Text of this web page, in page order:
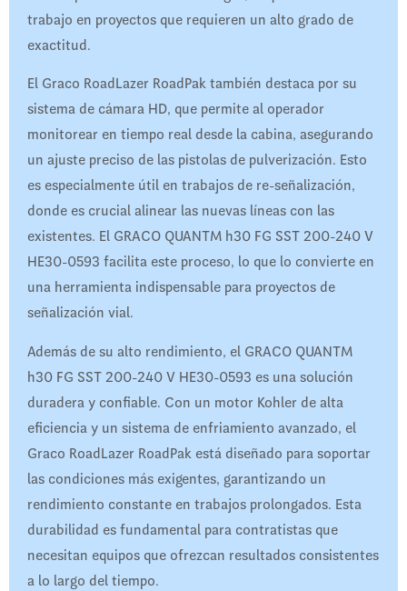
trabajo en proyectos que requieren un alto grado de
exactitud.
El Graco RoadLazer RoadPak también destaca por su
sistema de cámara HD, que permite al operador
monitorear en tiempo real desde la cabina, asegurando
un ajuste preciso de las pistolas de pulverización. Esto
es especialmente útil en trabajos de re-señalización,
donde es crucial alinear las nuevas líneas con las
existentes. El GRACO QUANTM h30 FG SST 200-240 V
HE30-0593 facilita este proceso, lo que lo convierte en
una herramienta indispensable para proyectos de
señalización vial.
Además de su alto rendimiento, el GRACO QUANTM
h30 FG SST 200-240 V HE30-0593 es una solución
duradera y confiable. Con un motor Kohler de alta
eficiencia y un sistema de enfriamiento avanzado, el
Graco RoadLazer RoadPak está diseñado para soportar
las condiciones más exigentes, garantizando un
rendimiento constante en trabajos prolongados. Esta
durabilidad es fundamental para contratistas que
necesitan equipos que ofrezcan resultados consistentes
a lo largo del tiempo.